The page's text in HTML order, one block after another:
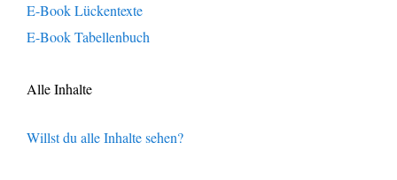
E-Book Lückentexte
E-Book Tabellenbuch
Alle Inhalte
Willst du alle Inhalte sehen?